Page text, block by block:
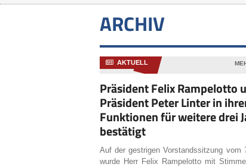
ARCHIV
AKTUELL
Präsident Felix Rampelotto
Präsident Peter Linter in
Funktionen für weitere drei
bestätigt
Auf der gestrigen Vorstandssitzung vom
wurde Herr Felix Rampelotto mit